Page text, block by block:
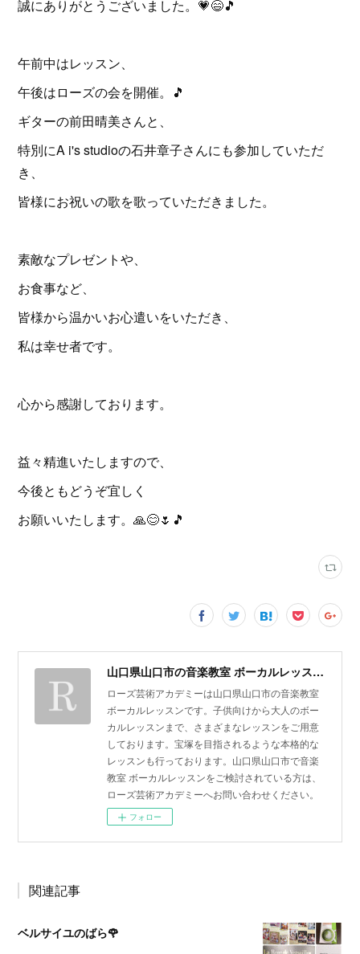
誠にありがとうございました。💗😄🎵
午前中はレッスン、
午後はローズの会を開催。🎵
ギターの前田晴美さんと、
特別にA i's studioの石井章子さんにも参加していただ
き、
皆様にお祝いの歌を歌っていただきました。
素敵なプレゼントや、
お食事など、
皆様から温かいお心遣いをいただき、
私は幸せ者です。
心から感謝しております。
益々精進いたしますので、
今後ともどうぞ宜しく
お願いいたします。🙏😊🌷🎵
山口県山口市の音楽教室 ボーカルレッスン | ローズ芸術アカデミー
ローズ芸術アカデミーは山口県山口市の音楽教室
ボーカルレッスンです。子供向けから大人のボー
カルレッスンまで、さまざまなレッスンをご用意
しております。宝塚を目指されるような本格的な
レッスンも行っております。山口県山口市で音楽
教室 ボーカルレッスンをご検討されている方は、
ローズ芸術アカデミーへお問い合わせください。
フォロー
関連記事
ベルサイユのばら🌹